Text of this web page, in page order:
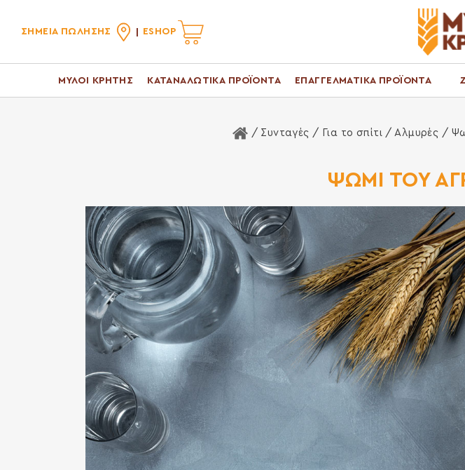
ΣΗΜΕΙΑ ΠΩΛΗΣΗΣ ESHOP
ΜΥΛΟΙ ΚΡΗΤΗΣ ΚΑΤΑΝΑΛΩΤΙΚΑ ΠΡΟΪΟΝΤΑ ΕΠΑΓΓΕΛΜΑΤΙΚΑ ΠΡΟΪΟΝΤΑ
Αρχική Σελίδα
/ Συνταγές / Για το σπίτι /Αλμυρές /
ΨΩΜΙ ΤΟΥ